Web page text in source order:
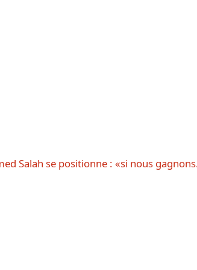
Salah se positionne : «si nous